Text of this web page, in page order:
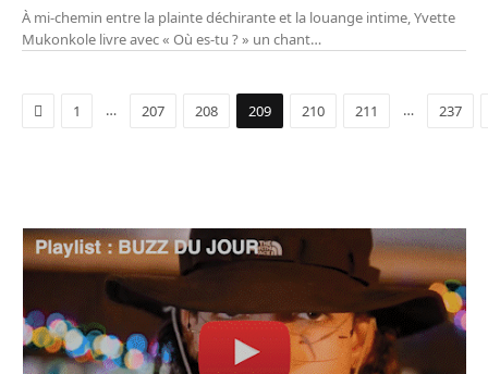
À mi-chemin entre la plainte déchirante et la louange intime, Yvette
Mukonkole livre avec « Où es-tu ? » un chant…
Précédent
1 … 207 208 209 210 211 … 237